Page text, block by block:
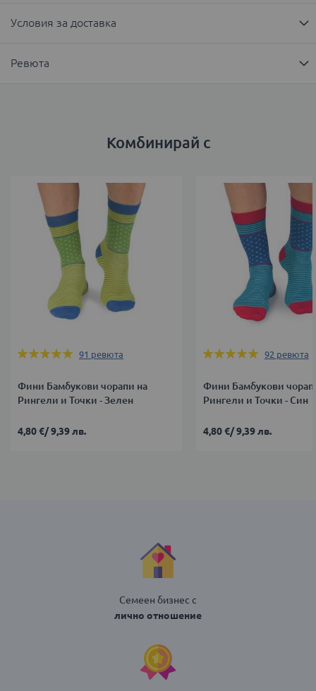
Условия за доставка
Ревюта
Комбинирай с
Оценка:
91 ревюта
Фини Бамбукови чорапи на
Рингели и Точки - Зелен
4,80 €/9,39 лв.
Оценка:
92 ревюта
Фини Бамбукови
Рингели и Точки - Син
4,80 €/9,39 лв.
Семеен бизнес с
лично отношение